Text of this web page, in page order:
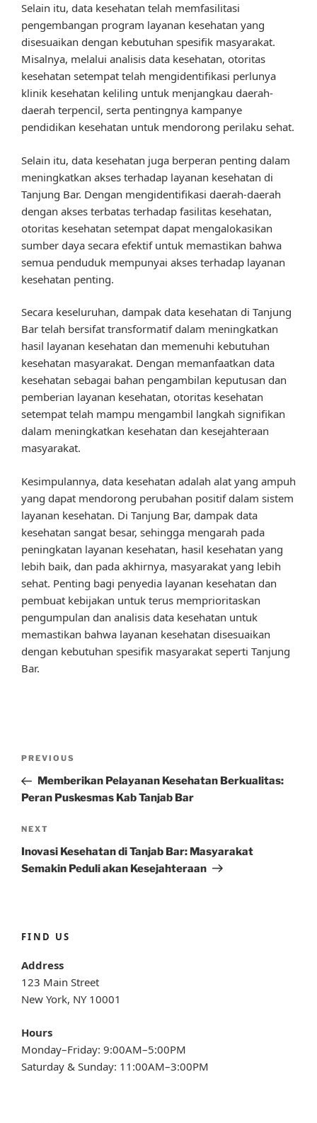
Selain itu, data kesehatan telah memfasilitasi
pengembangan program layanan kesehatan yang
disesuaikan dengan kebutuhan spesifik masyarakat.
Misalnya, melalui analisis data kesehatan, otoritas
kesehatan setempat telah mengidentifikasi perlunya
klinik kesehatan keliling untuk menjangkau daerah-
daerah terpencil, serta pentingnya kampanye
pendidikan kesehatan untuk mendorong perilaku sehat.
Selain itu, data kesehatan juga berperan penting dalam
meningkatkan akses terhadap layanan kesehatan di
Tanjung Bar. Dengan mengidentifikasi daerah-daerah
dengan akses terbatas terhadap fasilitas kesehatan,
otoritas kesehatan setempat dapat mengalokasikan
sumber daya secara efektif untuk memastikan bahwa
semua penduduk mempunyai akses terhadap layanan
kesehatan penting.
Secara keseluruhan, dampak data kesehatan di Tanjung
Bar telah bersifat transformatif dalam meningkatkan
hasil layanan kesehatan dan memenuhi kebutuhan
kesehatan masyarakat. Dengan memanfaatkan data
kesehatan sebagai bahan pengambilan keputusan dan
pemberian layanan kesehatan, otoritas kesehatan
setempat telah mampu mengambil langkah signifikan
dalam meningkatkan kesehatan dan kesejahteraan
masyarakat.
Kesimpulannya, data kesehatan adalah alat yang ampuh
yang dapat mendorong perubahan positif dalam sistem
layanan kesehatan. Di Tanjung Bar, dampak data
kesehatan sangat besar, sehingga mengarah pada
peningkatan layanan kesehatan, hasil kesehatan yang
lebih baik, dan pada akhirnya, masyarakat yang lebih
sehat. Penting bagi penyedia layanan kesehatan dan
pembuat kebijakan untuk terus memprioritaskan
pengumpulan dan analisis data kesehatan untuk
memastikan bahwa layanan kesehatan disesuaikan
dengan kebutuhan spesifik masyarakat seperti Tanjung
Bar.
Previous
Post
PREVIOUS
Memberikan Pelayanan Kesehatan Berkualitas:
Peran Puskesmas Kab Tanjab Bar
Next
Post
NEXT
Inovasi Kesehatan di Tanjab Bar: Masyarakat
Semakin Peduli akan Kesejahteraan
FIND US
Address
123 Main Street
New York, NY 10001
Hours
Monday–Friday: 9:00AM–5:00PM
Saturday & Sunday: 11:00AM–3:00PM